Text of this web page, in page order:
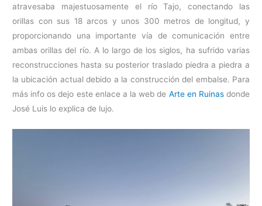
atravesaba majestuosamente el río Tajo, conectando las
orillas con sus 18 arcos y unos 300 metros de longitud, y
proporcionando una importante vía de comunicación entre
ambas orillas del río. A lo largo de los siglos, ha sufrido varias
reconstrucciones hasta su posterior traslado piedra a piedra a
la ubicación actual debido a la construcción del embalse. Para
más info os dejo este enlace a la web de Arte en Ruinasdonde
José Luis lo explica de lujo.